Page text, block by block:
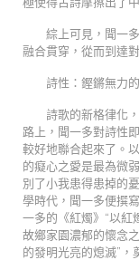
綜上可見，聞一
融合貫穿，從而到達
詩性：鏗鏘無力
詩歌的新格律化
路上，聞一多對詩性
較好地聯合起來了。
的癡心之愛是最為微
別了小我患得患掉的
學時代，聞一多便撰
一多的《紅燭》“以紅
故鄉家園濃郁的懷念
的發明光亮的熄滅”